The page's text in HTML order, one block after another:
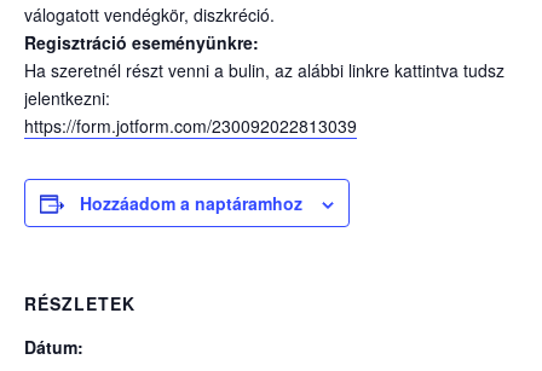
válogatott vendégkör, diszkréció.
Regisztráció eseményünkre:
Ha szeretnél részt venni a bulin, az alábbi linkre kattintva tudsz
jelentkezni:
https://form.jotform.com/230092022813039
Hozzáadom a naptáramhoz
RÉSZLETEK
Dátum: